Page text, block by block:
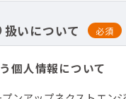
いについて 必須
個人情報について